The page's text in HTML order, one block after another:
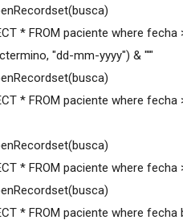
* FROM paciente where
"dd-mm-yyyy") & "'"
* FROM paciente where
* FROM paciente where
* FROM paciente where